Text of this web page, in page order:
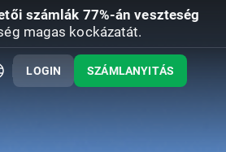
számlák 77%-án veszteség
magas kockázatát.
LOGIN SZÁMLANYITÁS